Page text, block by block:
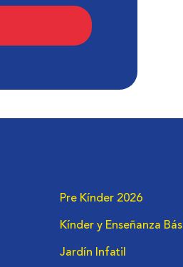
Pre Kínder 2026
Kínder y Enseñanza
Jardín Infatil